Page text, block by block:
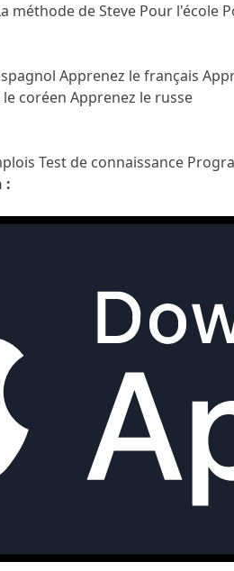
méthode de Steve Pour l'école
Apprenez le français
coréen Apprenez le russe
Test de connaissance
: